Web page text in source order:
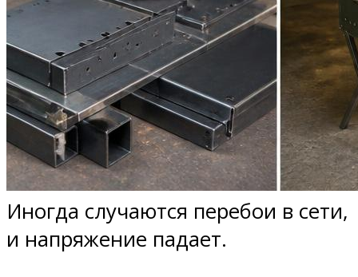
Иногда случаются перебои в сети,
и напряжение падает.